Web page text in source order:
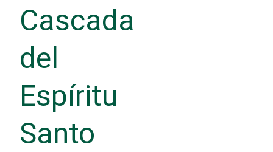
Cascada
del
Espíritu
Santo